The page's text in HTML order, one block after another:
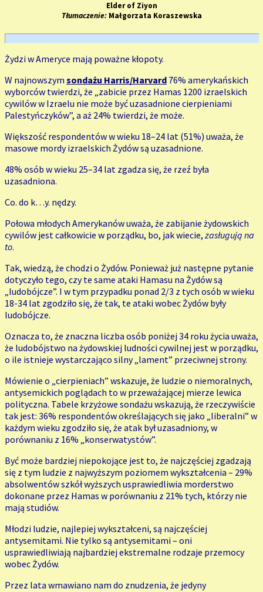
Elder of Ziyon
Tłumaczenie: Małgorzata Koraszewska
Żydzi w Ameryce mają poważne kłopoty.
W najnowszym sondażu Harris/Harvard 76% amerykańskich
wyborców twierdzi, że „zabicie przez Hamas 1200 izraelskich
cywilów w Izraelu nie może być uzasadnione cierpieniami
Palestyńczyków”, a aż 24% twierdzi, że może.
Większość respondentów w wieku 18–24 lat (51%) uważa, że
masowe mordy izraelskich Żydów są uzasadnione.
48% osób w wieku 25–34 lat zgadza się, że rzeź była
uzasadniona.
Co. do k…y. nędzy.
Połowa młodych Amerykanów uważa, że zabijanie żydowskich
cywilów jest całkowicie w porządku, bo, jak wiecie, zasługują na
to.
Tak, wiedzą, że chodzi o Żydów. Ponieważ już następne pytanie
dotyczyło tego, czy te same ataki Hamasu na Żydów są
„ludobójcze”. I w tym przypadku ponad 2/3 z tych osób w wieku
18-34 lat zgodziło się, że tak, te ataki wobec Żydów były
ludobójcze.
Oznacza to, że znaczna liczba osób poniżej 34 roku życia uważa,
że ludobójstwo na żydowskiej ludności cywilnej jest w porządku,
o ile istnieje wystarczająco silny „lament” przeciwnej strony.
Mówienie o „cierpieniach” wskazuje, że ludzie o niemoralnych,
antysemickich poglądach to w przeważającej mierze lewica
polityczna. Tabele krzyżowe sondażu wskazują, że rzeczywiście
tak jest: 36% respondentów określających się jako „liberalni” w
każdym wieku zgodziło się, że atak był uzasadniony, w
porównaniu z 16% „konserwatystów”.
Być może bardziej niepokojące jest to, że najczęściej zgadzają
się z tym ludzie z najwyższym poziomem wykształcenia – 29%
absolwentów szkół wyższych usprawiedliwia morderstwo
dokonane przez Hamas w porównaniu z 21% tych, którzy nie
mają studiów.
Młodzi ludzie, najlepiej wykształceni, są najczęściej
antysemitami. Nie tylko są antysemitami – oni
usprawiedliwiają najbardziej ekstremalne rodzaje przemocy
wobec Żydów.
Przez lata wmawiano nam do znudzenia, że jedyny